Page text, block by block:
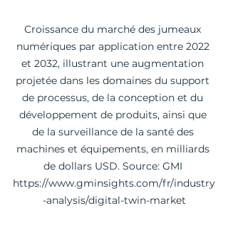
Croissance du marché des jumeaux
numériques par application entre 2022
et 2032, illustrant une augmentation
projetée dans les domaines du support
de processus, de la conception et du
développement de produits, ainsi que
de la surveillance de la santé des
machines et équipements, en milliards
de dollars USD. Source: GMI
https://www.gminsights.com/fr/industry
-analysis/digital-twin-market